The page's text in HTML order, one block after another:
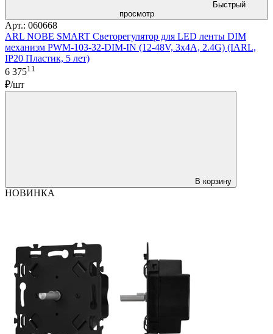
Быстрый
просмотр
Арт.: 060668
ARL NOBE SMART Светорегулятор для LED ленты DIM
механизм PWM-103-32-DIM-IN (12-48V, 3х4A, 2.4G) (IARL,
IP20 Пластик, 5 лет)
6 37511
₽/шт
В корзину
НОВИНКА